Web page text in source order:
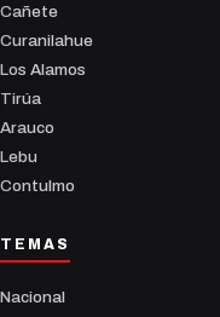
Cañete
Curanilahue
Los Alamos
Tirúa
Arauco
Lebu
Contulmo
TEMAS
Nacional